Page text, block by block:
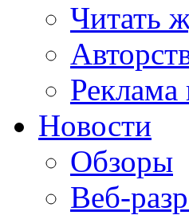
Читать
Реклама
Новости
Обзоры
Веб-